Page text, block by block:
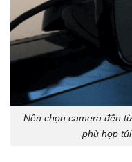
Nên chọn camera đến
phù hợp